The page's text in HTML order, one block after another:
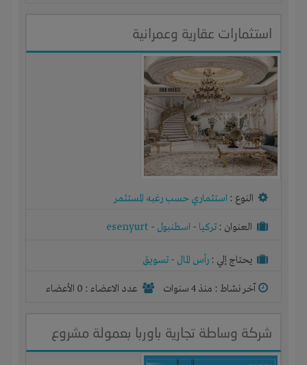
استثمارات عقارية وعمرانية
النوع : استثماري حسب رغبه المستثمر
العنوان : تركيا - اسطنبول -
esenyurt
يحتاج إلي : رأس المال - تسويق
آخر نشاط : منذ 4 سنوات عدد الاعضاء : 0 الأعضاء
شركة وساطة تجارية باوربا بعمولة مشروع